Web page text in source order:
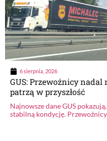
6 sierpnia, 2026
GUS: Przewoźnicy nadal
patrzą w przyszłość
Najnowsze dane GUS
stabilną kondycję.